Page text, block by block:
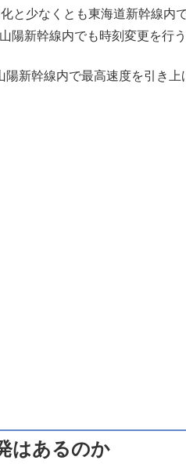
と少なくとも東海道新幹線内
陽新幹線内でも時刻変更を行う
新幹線内で最高速度を引き上
はあるのか